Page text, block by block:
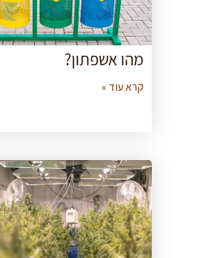
מהו אשפתון?
קרא עוד »